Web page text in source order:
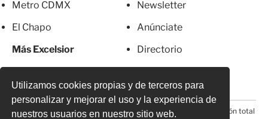
Utilizamos cookies propias y de terceros para
personalizar y mejorar el uso y la experiencia de
nuestros usuarios en nuestro sitio web.
Metro CDMX
El Chapo
Más Excelsior
Newsletter
Anúnciate
Directorio
© 2026 Todos los derechos reservados. Prohibida la reproducción total